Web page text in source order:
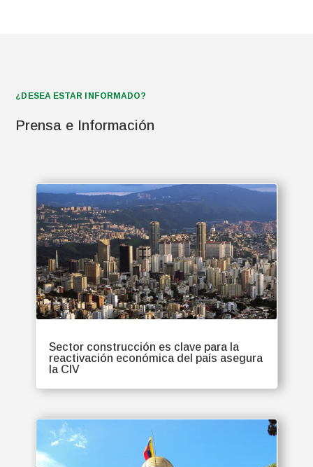
¿DESEA ESTAR INFORMADO?
Prensa e Información
Sector construcción es clave para la
reactivación económica del país asegura
la CIV